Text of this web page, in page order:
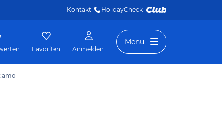
Kontakt HolidayCheck
Favoriten Anmelden
Menü